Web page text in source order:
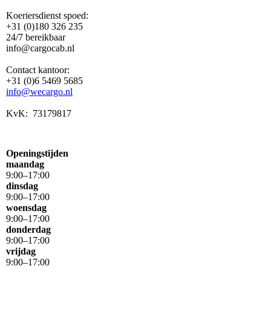
Koeriersdienst spoed:
+31 (0)180 326 235
24/7 bereikbaar
info@cargocab.nl
Contact kantoor:
+31 (0)6 5469 5685
info@wecargo.nl
KvK: 73179817
Openingstijden
maandag
9:00–17:00
dinsdag
9:00–17:00
woensdag
9:00–17:00
donderdag
9:00–17:00
vrijdag
9:00–17:00